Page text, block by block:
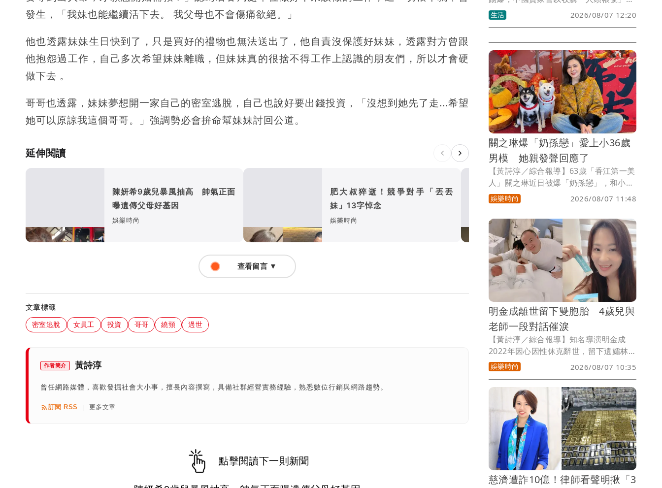
發生，「我妹也能繼續活下去。 我父母也不會傷痛欲絕。」
他也透露妹妹生日快到了，只是買好的禮物也無法送出了，他自責沒保護好妹妹，透露對方曾跟
他抱怨過工作，自己多次希望妹妹離職，但妹妹真的很捨不得工作上認識的朋友們，所以才會硬
做下去 。
哥哥也透露，妹妹夢想開一家自己的密室逃脫，自己也說好要出錢投資，「沒想到她先了走...希望
她可以原諒我這個哥哥。」強調勢必會拚命幫妹妹討回公道。
延伸閱讀
陳妍希9歲兒暴風抽高 帥氣正面
曝遺傳父母好基因
娛樂時尚
肥大叔猝逝！競爭對手「丟丟
妹」13字悼念
娛樂時尚
企業
生活
查看留言 ▼
文章標籤
密室逃脫 女員工 投資 哥哥 繞頸 過世
作者簡介 黃詩淳
曾任網路媒體，喜歡發掘社會大小事，擅長內容撰寫，具備社群經營實務經驗，熟悉數位行銷與網路趨勢。
訂閱 RSS | 更多文章
點擊閱讀下一則新聞
方式，在蝦皮假冒成台灣本土店家，台灣
基進台北市港湖議員參選人吳欣岱見狀痛
害」，她也喊話蝦皮等電商網站必須擔起
平台責任，政府相關單位也必須硬起來。
生活 2026/08/07 12:20
關之琳爆「奶孫戀」愛上小36歲
男模 她親發聲回應了
【黃詩淳／綜合報導】63歲「香江第一美
人」關之琳近日被爆「奶孫戀」，和小36
歲男模Johan熱戀中，相關話題還登上微
博熱搜，對此，她也親上火線回應了。
娛樂時尚 2026/08/07 11:48
明金成離世留下雙胞胎 4歲兒與
老師一段對話催淚
【黃詩淳／綜合報導】知名導演明金成
2022年因心因性休克辭世，留下遺孀林沛
締與一對尚未滿月的龍鳳胎，這4年來由
林沛締獨自撫養孩子長大，近日適逢父親
節，她也分享孩子在幼兒園和老師的對
話，一句「我沒有爸爸」讓眾人看了都鼻
酸。
娛樂時尚 2026/08/07 10:35
慈濟遭詐10億！律師看聲明揪「3